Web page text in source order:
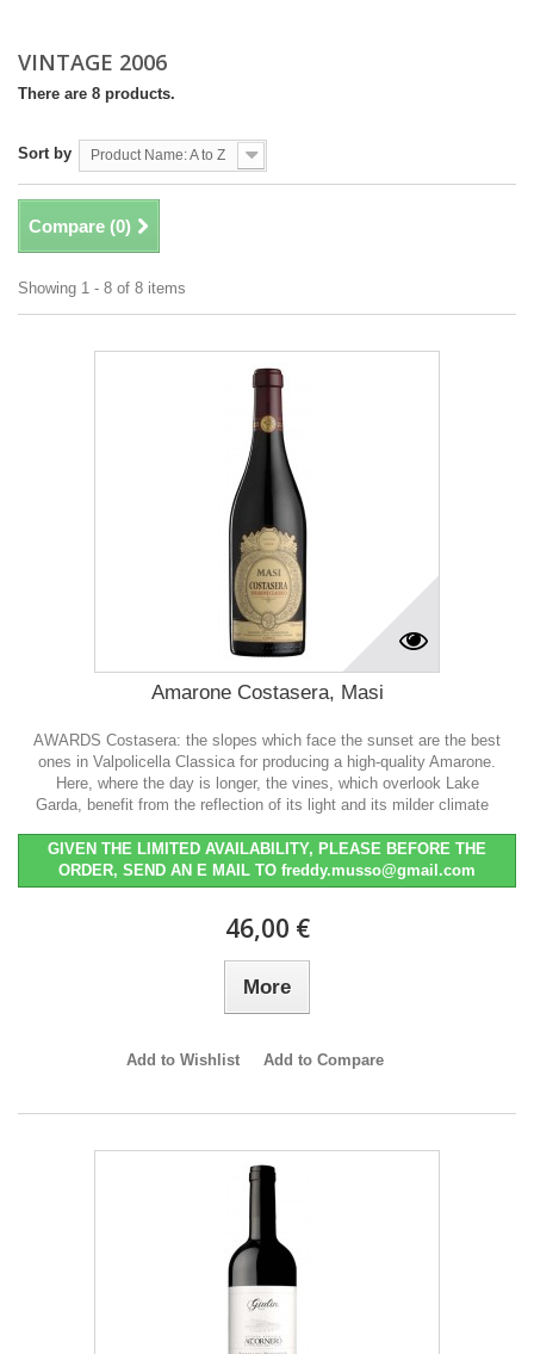
VINTAGE 2006
There are 8 products.
Sort by Product Name: A to Z
Compare (0)
Showing 1 - 8 of 8 items
Amarone Costasera, Masi
AWARDS Costasera: the slopes which face the sunset are the best
ones in Valpolicella Classica for producing a high-quality Amarone.
Here, where the day is longer, the vines, which overlook Lake
Garda, benefit from the reflection of its light and its milder climate
GIVEN THE LIMITED AVAILABILITY, PLEASE BEFORE THE
ORDER, SEND AN E MAIL TO freddy.musso@gmail.com
46,00 €
More
Add to Wishlist Add to Compare